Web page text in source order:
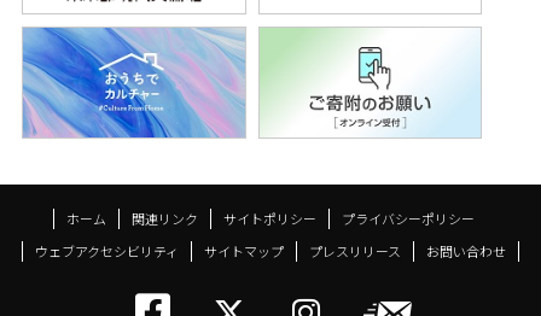
ホーム 関連リンク サイトポリシー
プライバシーポリシー
ウェブアクセシビリティ
サイトマップ プレスリリース お問い合わせ